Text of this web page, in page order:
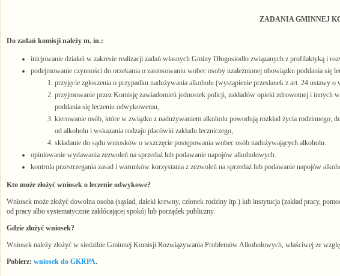
ZADANIA GMINNEJ
Do zadań komisji należy m. in.:
inicjowanie działań w zakresie realizacji zadań własnych Gminy Długosiodło związanych z profilaktyką i
podejmowanie czynności do orzekania o zastosowaniu wobec osoby uzależnionej obowiązku poddania się
przyjęcie zgłoszenia o przypadku nadużywania alkoholu (wystąpienie przesłanek z art. 24 ustawy
przyjmowanie przez Komisję zawiadomień jednostek policji, zakładów opieki zdrowotnej i innych
poddania się leczeniu odwykowemu,
kierowanie osób, które w związku z nadużywaniem alkoholu powodują rozkład życia rodzinnego,
od alkoholu i wskazania rodzaju placówki zakładu leczniczego,
składanie do sądu wniosków o wszczęcie postępowania wobec osób nadużywających alkoholu.
opiniowanie wydawania zezwoleń na sprzedaż lub podawanie napojów alkoholowych.
kontrola przestrzegania zasad i warunków korzystania z zezwoleń na sprzedaż lub podawanie napojów
Kto może złożyć wniosek o leczenie odwykowe?
Wniosek może złożyć dowolna osoba (sąsiad, daleki krewny, członek rodziny itp.) lub instytucja (zakład pracy,
od pracy albo systematycznie zakłócającej spokój lub porządek publiczny.
Gdzie złożyć wniosek?
Wniosek należy złożyć w siedzibie Gminnej Komisji Rozwiązywania Problemów Alkoholowych, właściwej ze
Pobierz: wniosek do GKRPA.